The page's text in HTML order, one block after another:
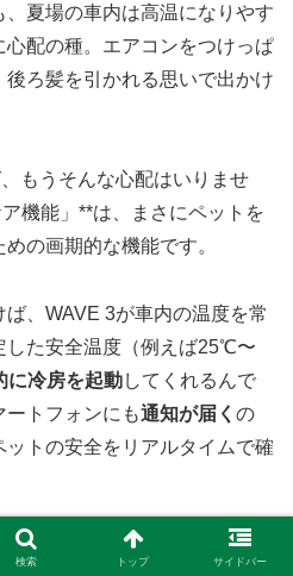
夏場の車内は高温になりやす
心配の種。エアコンをつけっぱ
ろ髪を引かれる思いで出かけ
もうそんな心配はいりませ
機能」**は、まさにペットを
の画期的な機能です。
、WAVE 3が車内の温度を常
した安全温度（例えば25℃〜
に冷房を起動してくれるんで
トフォンにも通知が届く の
トの安全をリアルタイムで確
動くなんて！」と思うかもし
検索 トップ サイドバー